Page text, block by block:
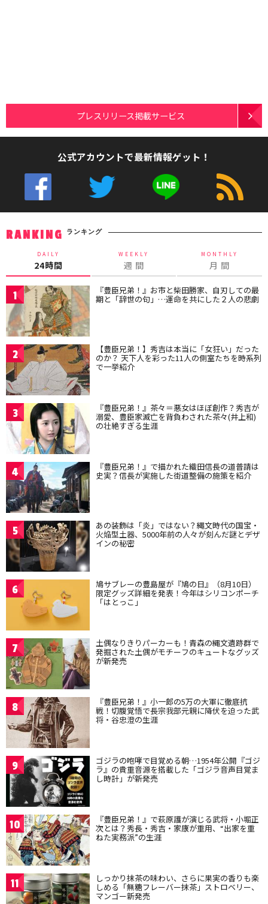
プレスリリース掲載サービス
公式アカウントで最新情報ゲット！
RANKING ランキング
DAILY
24時間
WEEKLY
週 間
MONTHLY
月 間
1 『豊臣兄弟！』お市と柴田勝家、自刃しての最
期と「辞世の句」…運命を共にした２人の悲劇
2 【豊臣兄弟！】秀吉は本当に「女狂い」だった
のか？ 天下人を彩った11人の側室たちを時系列
で一挙紹介
3 『豊臣兄弟！』茶々＝悪女はほぼ創作？秀吉が
溺愛、豊臣家滅亡を背負わされた茶々(井上和)
の壮絶すぎる生涯
4 『豊臣兄弟！』で描かれた織田信長の道普請は
史実？信長が実施した街道整備の施策を紹介
5 あの装飾は「炎」ではない？縄文時代の国宝・
火焔型土器、5000年前の人々が刻んだ謎とデザ
インの秘密
6 鳩サブレーの豊島屋が『鳩の日』（8月10日）
限定グッズ詳細を発表！今年はシリコンポーチ
「はとっこ」
7 土偶なりきりパーカーも！青森の縄文遺跡群で
発掘された土偶がモチーフのキュートなグッズ
が新発売
8 『豊臣兄弟！』小一郎の5万の大軍に徹底抗
戦！切腹覚悟で長宗我部元親に降伏を迫った武
将・谷忠澄の生涯
9 ゴジラの咆哮で目覚める朝…1954年公開『ゴジ
ラ』の貴重音源を搭載した「ゴジラ音声目覚ま
し時計」が新発売
10 『豊臣兄弟！』で萩原護が演じる武将・小堀正
次とは？秀長・秀吉・家康が重用、“出家を重
ねた実務派”の生涯
11 しっかり抹茶の味わい、さらに果実の香りも楽
しめる「無糖フレーバー抹茶」ストロベリー、
マンゴー新発売